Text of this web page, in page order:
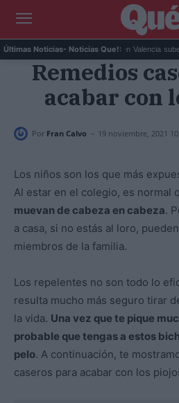
Últimas Noticias- Noticias Que!:
El precio de la vivienda en Valencia sube a
Remedios
acabar con
Por Fran Calvo - 19 noviembre, 2021
Los niños son los que más
Al estar en el colegio, es normal
muevan de cabeza en cabeza.
a casa, si no estás al loro,
miembros de la familia.
Los repelentes no son todo lo
resulta mucho más seguro tirar
la vida. Una vez que te pique
probable que tengas a estos
pelo. A continuación, te
caseros para acabar con los